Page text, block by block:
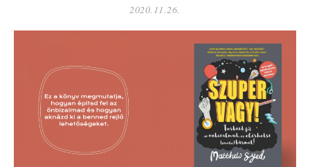
2020.11.26.